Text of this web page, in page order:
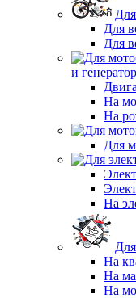
Для
Для
и
На
На
Для
На
На
На
На